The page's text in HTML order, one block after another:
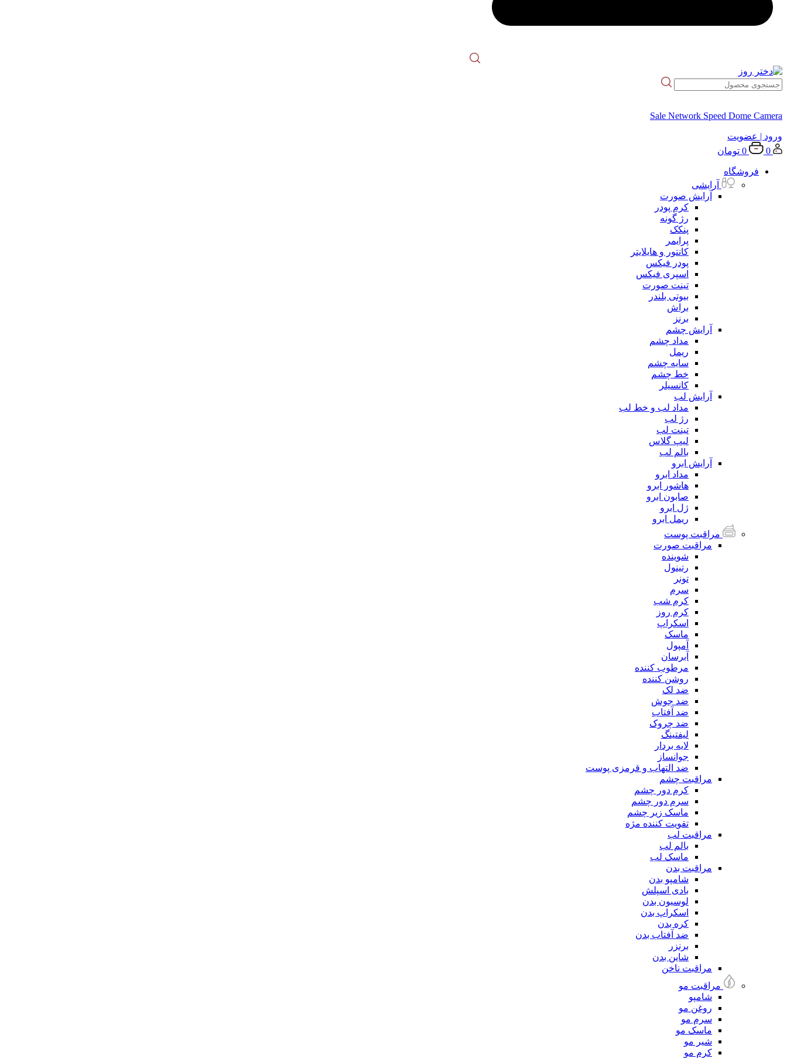
Sale Network Speed Dome Camera
ورود | عضویت
0
0 تومان
فروشگاه
آرایشی
آرایش صورت
کرم پودر
رژ گونه
پنکک
پرایمر
کانتور و هایلایتر
پودر فیکس
اسپری فیکس
تینت صورت
بیوتی بلندر
براش
برنز
آرایش چشم
مداد چشم
ریمل
سایه چشم
خط چشم
کانسیلر
آرایش لب
مداد لب و خط لب
رژ لب
تینت لب
لیپ گلاس
بالم لب
آرایش ابرو
مداد ابرو
هاشور ابرو
صابون ابرو
ژل ابرو
ریمل ابرو
مراقبت پوست
مراقبت صورت
شوینده
رتینول
تونر
سرم
کرم شب
کرم روز
اسکراپ
ماسک
آمپول
آبرسان
مرطوب کننده
روشن کننده
ضد لک
ضد جوش
ضد آفتاب
ضد چروک
لیفتینگ
لایه بردار
جوانساز
ضد التهاب و قرمزی پوست
مراقبت چشم
کرم دور چشم
سرم دور چشم
ماسک زیر چشم
تقویت کننده مژه
مراقبت لب
بالم لب
ماسک لب
مراقبت بدن
شامپو بدن
بادی اسپلش
لوسیون بدن
اسکراپ بدن
کره بدن
ضد آفتاب بدن
برنزر
شاین بدن
مراقبت ناخن
مراقبت مو
شامپو
روغن مو
سرم مو
ماسک مو
شیر مو
کرم مو